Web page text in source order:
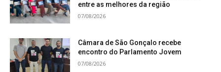
entre as melhores da região
07/08/2026
Câmara de São Gonçalo recebe
encontro do Parlamento Jovem
07/08/2026